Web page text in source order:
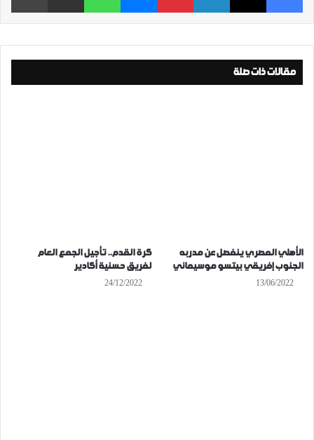
مقالات ذات صلة
الأهلي المصري ينفصل عن مدربه
الجنوب إفريقي بيتسو موسيماني
13/06/2022
كرة القدم.. تأجيل الجمع العام
لفريق حسنية أكادير
24/12/2022